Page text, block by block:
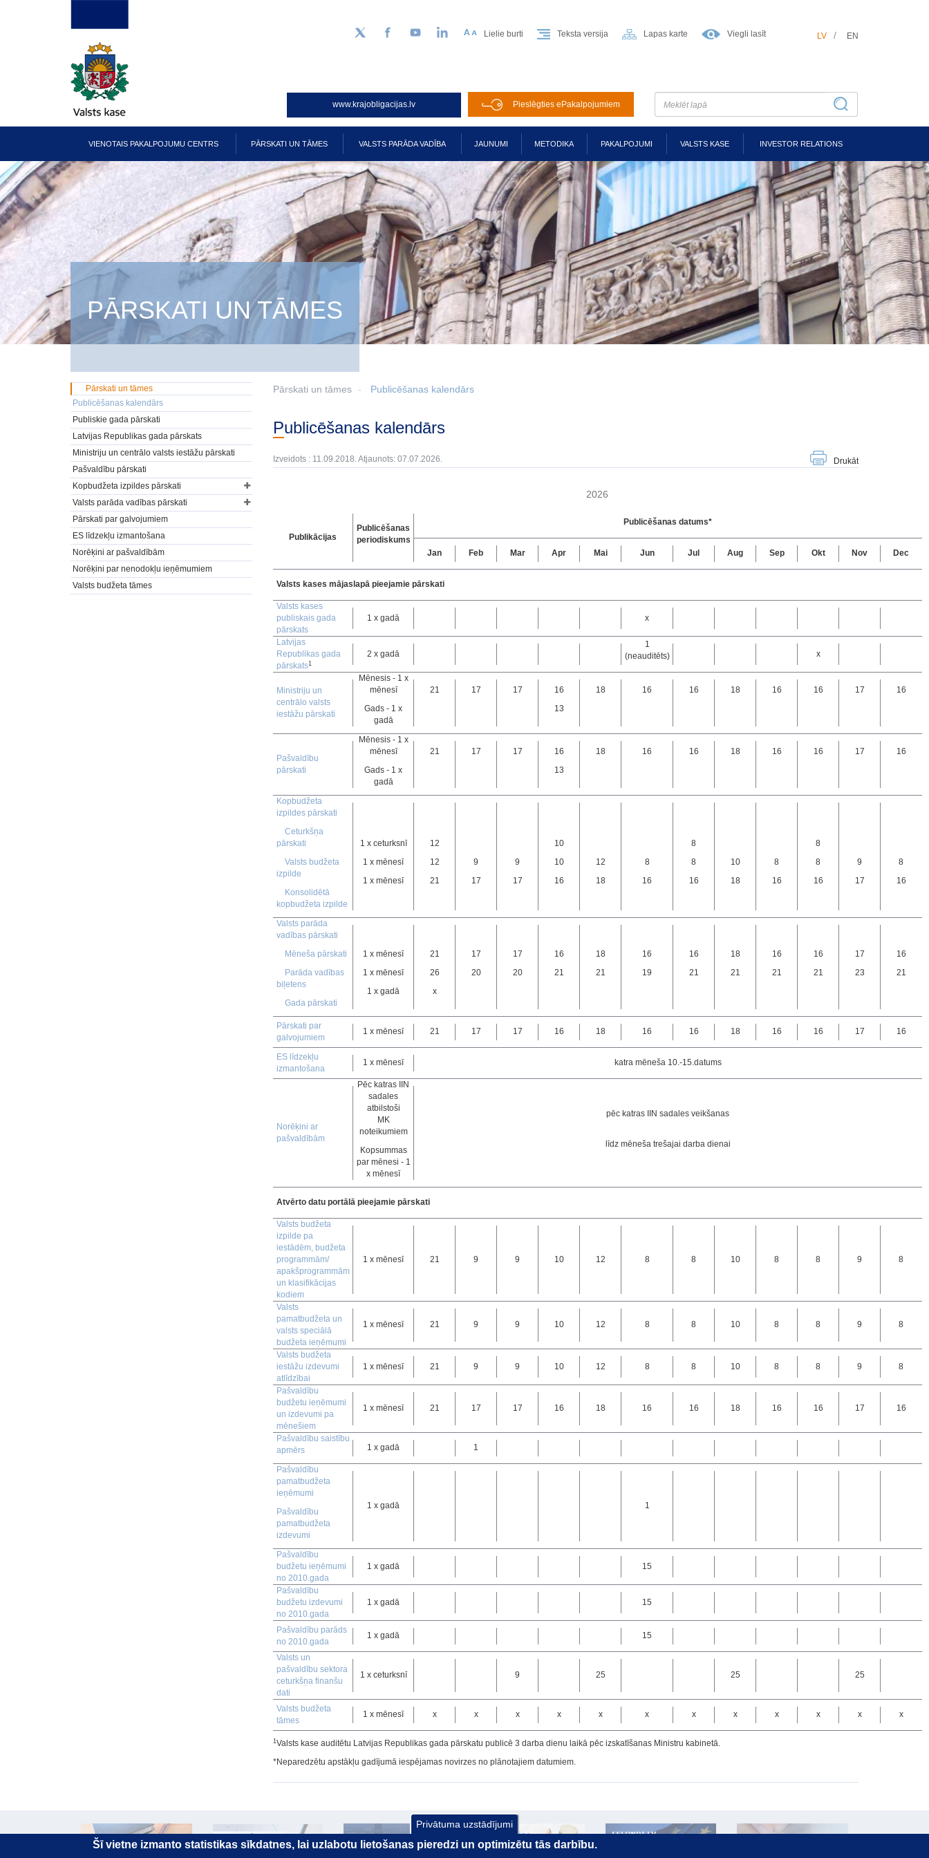
Sekojiet mums Twitter
FacebookYouTubeLinkedIn Lielie burti Teksta versija Lapas karte Viegli lasīt LV EN
www.krajobligacijas.lv Pieslēgties ePakalpojumiem
Galvenā
izvēlne
VIENOTAIS PAKALPOJUMU CENTRS PĀRSKATI UN TĀMES VALSTS PARĀDA VADĪBA JAUNUMI METODIKA PAKALPOJUMI VALSTS KASE INVESTOR RELATIONS
PĀRSKATI UN TĀMES
Pārskati un tāmes Publicēšanas kalendārs
Publicēšanas kalendārs
Izveidots : 11.09.2018. Atjaunots: 07.07.2026. Drukāt
2026
Publikācijas
Publicēšanas
periodiskums
Publicēšanas datums*
Jan Feb Mar Apr Mai Jun Jul Aug Sep Okt Nov Dec
Valsts kases mājaslapā pieejamie pārskati
Valsts kases
publiskais gada
pārskats
1 x gadā x
Latvijas
Republikas gada
pārskats1
2 x gadā
1
(neauditēts)
x
Ministriju un
centrālo valsts
iestāžu pārskati
Mēnesis - 1 x
mēnesī
Gads - 1 x
gadā
21 17 17
16
13
18 16 16 18 16 16 17 16
Pašvaldību
pārskati
Mēnesis - 1 x
mēnesī
Gads - 1 x
gadā
21 17 17
16
13
18 16 16 18 16 16 17 16
Kopbudžeta
izpildes pārskati
Ceturkšņa
pārskati
Valsts budžeta
izpilde
Konsolidētā
kopbudžeta izpilde
1 x ceturksnī
1 x mēnesī
1 x mēnesī
12
12
21
9
17
9
17
10
10
16
12
18
8
16
8
8
16
10
18
8
16
8
8
16
9
17
8
16
Valsts parāda
vadības pārskati
Mēneša pārskati
Parāda vadības
biļetens
Gada pārskati
1 x mēnesī
1 x mēnesī
1 x gadā
21
26
x
17
20
17
20
16
21
18
21
16
19
16
21
18
21
16
21
16
21
17
23
16
21
Pārskati par
galvojumiem
1 x mēnesī 21 17 17 16 18 16 16 18 16 16 17 16
ES līdzekļu
izmantošana
1 x mēnesī katra mēneša 10.-15.datums
Norēķini ar
pašvaldībām
Pēc katras IIN
sadales
atbilstoši
MK
noteikumiem
Kopsummas
par mēnesi - 1
x mēnesī
pēc katras IIN sadales veikšanas
līdz mēneša trešajai darba dienai
Atvērto datu portālā pieejamie pārskati
Valsts budžeta
izpilde pa
iestādēm, budžeta
programmām/
apakšprogrammām
un klasifikācijas
kodiem
1 x mēnesī 21 9 9 10 12 8 8 10 8 8 9 8
Valsts
pamatbudžeta un
valsts speciālā
budžeta ieņēmumi
1 x mēnesī 21 9 9 10 12 8 8 10 8 8 9 8
Valsts budžeta
iestāžu izdevumi
atlīdzībai
1 x mēnesī 21 9 9 10 12 8 8 10 8 8 9 8
Pašvaldību
budžetu ieņēmumi
un izdevumi pa
mēnešiem
1 x mēnesī 21 17 17 16 18 16 16 18 16 16 17 16
Pašvaldību saistību
apmērs
1 x gadā 1
Pašvaldību
pamatbudžeta
ieņēmumi
Pašvaldību
pamatbudžeta
izdevumi
1 x gadā 1
Pašvaldību
budžetu ieņēmumi
no 2010.gada
1 x gadā 15
Pašvaldību
budžetu izdevumi
no 2010.gada
1 x gadā 15
Pašvaldību parāds
no 2010.gada
1 x gadā 15
Valsts un
pašvaldību sektora
ceturkšņa finanšu
dati
1 x ceturksnī 9 25 25 25
Valsts budžeta
tāmes
1 x mēnesī x x x x x x x x x x x x
1Valsts kase auditētu Latvijas Republikas gada pārskatu publicē 3 darba dienu laikā pēc izskatīšanas Ministru kabinetā.
*Neparedzētu apstākļu gadījumā iespējamas novirzes no plānotajiem datumiem.
Pārskati un tāmes
Publicēšanas kalendārs
Publiskie gada pārskati
Latvijas Republikas gada pārskats
Ministriju un centrālo valsts iestāžu pārskati
Pašvaldību pārskati
Kopbudžeta izpildes pārskati
Valsts parāda vadības pārskati
Pārskati par galvojumiem
ES līdzekļu izmantošana
Norēķini ar pašvaldībām
Norēķini par nenodokļu ieņēmumiem
Valsts budžeta tāmes
Privātuma uzstādījumi
Šī vietne izmanto statistikas sīkdatnes, lai uzlabotu lietošanas pieredzi un optimizētu tās darbību.